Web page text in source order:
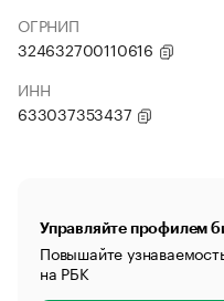
ОГРНИП
324632700110616
ИНН
633037353437
Управляйте профилем
Повышайте
на РБК